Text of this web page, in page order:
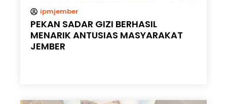
ipmjember
PEKAN SADAR GIZI BERHASIL
MENARIK ANTUSIAS MASYARAKAT
JEMBER